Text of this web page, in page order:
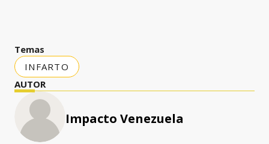
Temas
INFARTO
AUTOR
Impacto Venezuela